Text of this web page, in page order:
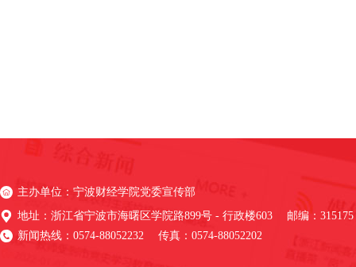
主办单位：宁波财经学院党委宣传部
地址：浙江省宁波市海曙区学院路899号 - 行政楼603 邮编：315175
新闻热线：0574-88052232 传真：0574-88052202